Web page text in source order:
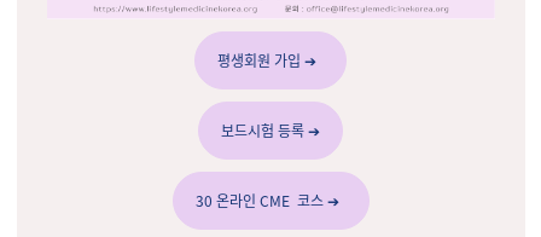
평생회원 가입 ➔
보드시험 등록 ➔
30 온라인 CME 코스 ➔